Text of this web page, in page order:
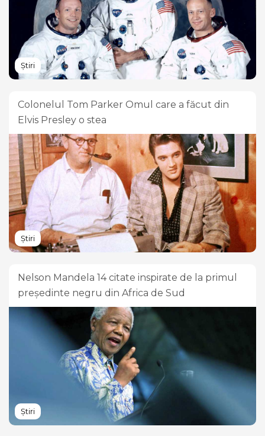
Știri
Colonelul Tom Parker Omul care a făcut din
Elvis Presley o stea
Știri
Nelson Mandela 14 citate inspirate de la primul
președinte negru din Africa de Sud
Știri